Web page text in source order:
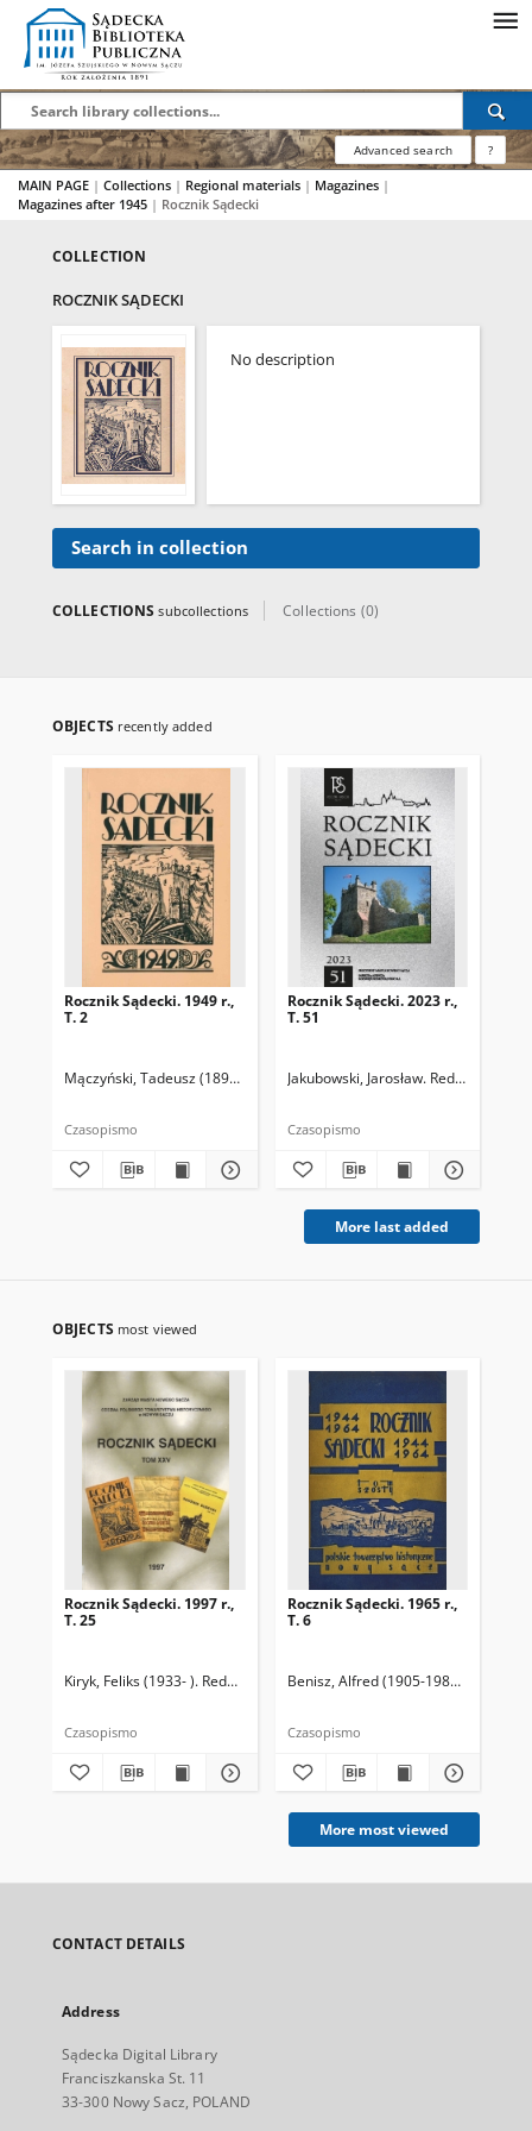
Advanced search ?
MAIN PAGE | Collections | Regional materials | Magazines |
Magazines after 1945 | Rocznik Sądecki
COLLECTION
ROCZNIK SĄDECKI
No description
Search in collection
COLLECTIONSsubcollections Collections (0)
OBJECTS recently added
Rocznik Sądecki. 1949 r.,
T. 2
Mączyński, Tadeusz (1898-1955). Redaktor Olszewski, Grzegorz.
Czasopismo
Rocznik Sądecki. 2023 r.,
T. 51
Jakubowski, Jarosław. Redaktor
Czasopismo
More last added
OBJECTS most viewed
Rocznik Sądecki. 1997 r.,
T. 25
Kiryk, Feliks (1933- ). Redaktor
Czasopismo
Rocznik Sądecki. 1965 r.,
T. 6
Benisz, Alfred (1905-1987). Redaktor
Czasopismo
More most viewed
CONTACT DETAILS
Address
Sądecka Digital Library
Franciszkanska St. 11
33-300 Nowy Sacz, POLAND